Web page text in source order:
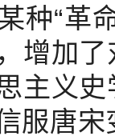
种“革
增加
主义
服唐